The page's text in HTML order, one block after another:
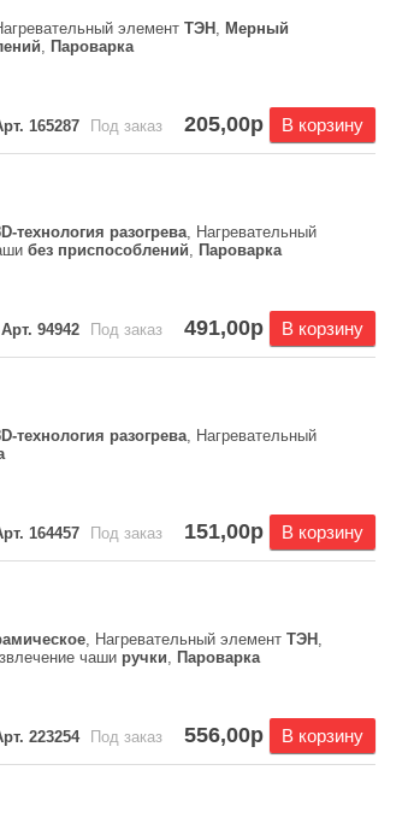
элемент ТЭН , Мерный
, Пароварка
165287 Под заказ 205,00р В корзину
технология разогрева, Нагревательный
без приспособлений, Пароварка
Арт. 94942 Под заказ 491,00р В корзину
технология разогрева, Нагревательный
164457 Под заказ 151,00р В корзину
, Нагревательный элемент ТЭН ,
чаши ручки, Пароварка
223254 Под заказ 556,00р В корзину